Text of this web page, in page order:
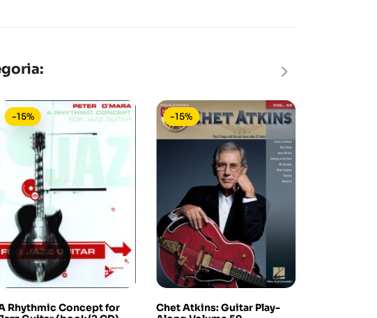
Rhythmic Concept for
-15%
Chet Atkins: Guitar Play-
-15%